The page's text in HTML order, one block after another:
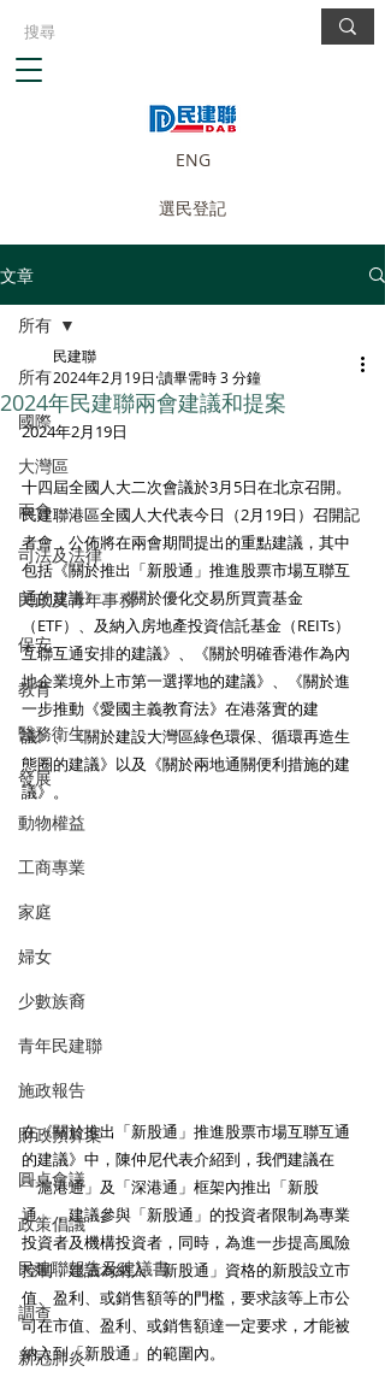
ENG
選民登記
文章
所有
國際
大灣區
兩會
司法及法律
民政及青年事務
保安
教育
醫務衛生
發展
動物權益
工商專業
家庭
婦女
少數族裔
青年民建聯
施政報告
財政預算案
圓桌會議
政策倡議
民建聯報告及建議書
調查
新冠肺炎
所有
2024年民建聯兩會建議和提案
民建聯
2024年2月19日 讀畢需時 3 分鐘
2024年2月19日
十四屆全國人大二次會議於3月5日在北京召開。
民建聯港區全國人大代表今日（2月19日）召開記
者會，公佈將在兩會期間提出的重點建議，其中
包括《關於推出「新股通」推進股票市場互聯互
通的建議》、《關於優化交易所買賣基金
（ETF）、及納入房地產投資信託基金（REITs）
互聯互通安排的建議》、《關於明確香港作為內
地企業境外上市第一選擇地的建議》、《關於進
一步推動《愛國主義教育法》在港落實的建
議》、《關於建設大灣區綠色環保、循環再造生
態圈的建議》以及《關於兩地通關便利措施的建
議》。
在《關於推出「新股通」推進股票市場互聯互通
的建議》中，陳仲尼代表介紹到，我們建議在
「滬港通」及「深港通」框架內推出「新股
通」，建議參與「新股通」的投資者限制為專業
投資者及機構投資者，同時，為進一步提高風險
控制，建議為納入「新股通」資格的新股設立市
值、盈利、或銷售額等的門檻，要求該等上市公
司在市值、盈利、或銷售額達一定要求，才能被
納入到「新股通」的範圍內。